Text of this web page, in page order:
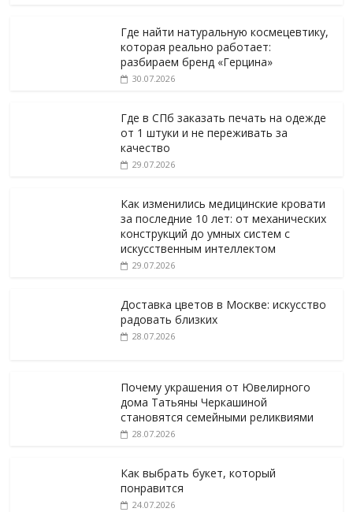
Где найти натуральную космецевтику,
которая реально работает:
разбираем бренд «Герцина»
30.07.2026
Где в СПб заказать печать на одежде
от 1 штуки и не переживать за
качество
29.07.2026
Как изменились медицинские кровати
за последние 10 лет: от механических
конструкций до умных систем с
искусственным интеллектом
29.07.2026
Доставка цветов в Москве: искусство
радовать близких
28.07.2026
Почему украшения от Ювелирного
дома Татьяны Черкашиной
становятся семейными реликвиями
28.07.2026
Как выбрать букет, который
понравится
24.07.2026